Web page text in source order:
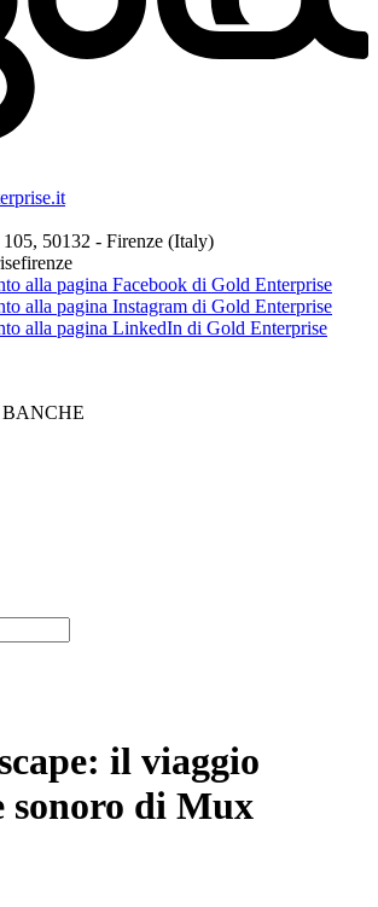
50132 - Firenze (Italy)
il viaggio
sonoro di Mux